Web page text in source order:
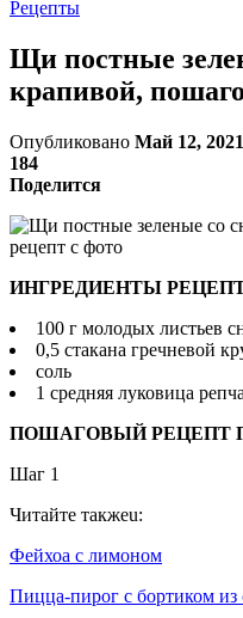
Рецепты
Щи постные
крапивой,
Опубликовано Май 12, 2021
184
Поделится
ИНГРЕДИЕНТЫ
100 г молодых листьев
0,5 стакана гречневой
соль
1 средняя луковица
ПОШАГОВЫЙ РЕЦЕПТ
Шаг 1
Читайте такжеu:
Фейхоа с лимоном
Пицца-пирог с бортиком из